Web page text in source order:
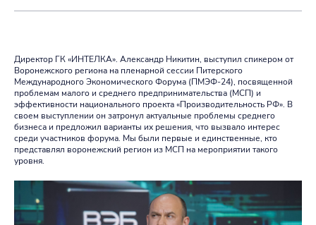
Директор ГК «ИНТЕЛКА». Александр Никитин, выступил спикером от
Воронежского региона на пленарной сессии Питерского
Международного Экономического Форума (ПМЭФ-24), посвященной
проблемам малого и среднего предпринимательства (МСП) и
эффективности национального проекта «Производительность РФ». В
своем выступлении он затронул актуальные проблемы среднего
бизнеса и предложил варианты их решения, что вызвало интерес
среди участников форума. Мы были первые и единственные, кто
представлял воронежский регион из МСП на мероприятии такого
уровня.